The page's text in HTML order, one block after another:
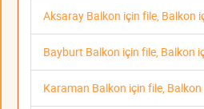
Aksaray Balkon için file, Balkon
Bayburt Balkon için file, Balkon
Karaman Balkon için file,